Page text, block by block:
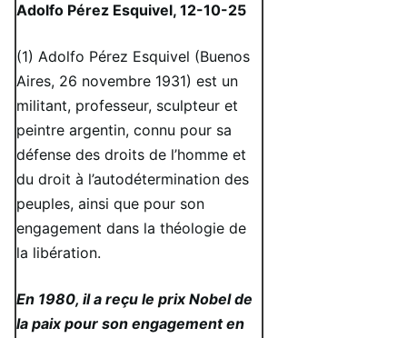
Adolfo Pérez Esquivel, 12-10-25
(1) Adolfo Pérez Esquivel (Buenos
Aires, 26 novembre 1931) est un
militant, professeur, sculpteur et
peintre argentin, connu pour sa
défense des droits de l’homme et
du droit à l’autodétermination des
peuples, ainsi que pour son
engagement dans la théologie de
la libération.
En 1980, il a reçu le prix Nobel de
la paix pour son engagement en